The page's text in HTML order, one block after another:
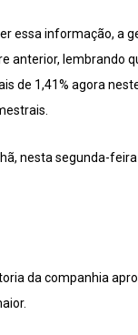
essa informação, a
anterior, lembrando
de 1,41% agora
nesta segunda-
da companhia